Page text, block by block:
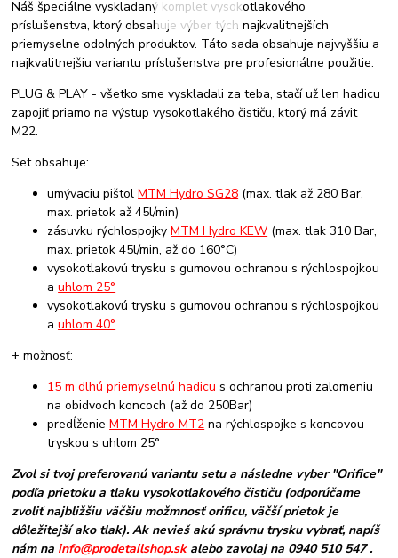
Náš špeciálne vyskladaný komplet vysokotlakového
príslušenstva, ktorý obsahuje výber tých najkvalitnejších
priemyselne odolných produktov. Táto sada obsahuje najvyššiu a
najkvalitnejšiu variantu príslušenstva pre profesionálne použitie.
PLUG & PLAY - všetko sme vyskladali za teba, stačí už len hadicu
zapojiť priamo na výstup vysokotlakého čističu, ktorý má závit
M22.
Set obsahuje:
umývaciu pištolMTM Hydro SG28 (max. tlak až 280 Bar,
max. prietok až 45l/min)
zásuvku rýchlospojkyMTM Hydro KEW (max. tlak 310 Bar,
max. prietok 45l/min, až do 160°C)
vysokotlakovú trysku s gumovou ochranou s rýchlospojkou
auhlom 25°
vysokotlakovú trysku s gumovou ochranou s rýchlospojkou
auhlom 40°
+ možnosť:
15 m dlhú priemyselnú hadicu s ochranou proti zalomeniu
na obidvoch koncoch (až do 250Bar)
predĺženieMTM Hydro MT2 na rýchlospojke s koncovou
tryskou s uhlom 25°
Zvol si tvoj preferovanú variantu setu a následne vyber "Orifice"
podľa prietoku a tlaku vysokotlakového čističu (odporúčame
zvoliť najbližšiu väčšiu možmnosť orificu, väčší prietok je
dôležitejší ako tlak). Ak nevieš akú správnu trysku vybrať, napíš
nám na info@prodetailshop.skalebo zavolaj na 0940 510 547 .